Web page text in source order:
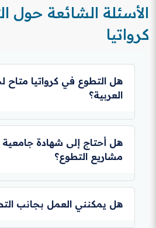
الأسئلة الشائعة حول
كرواتيا
هل التطوع في كرواتيا متاح
العربية؟
نعم، يمكن للشباب من معظم الدول
عبر برامج الشراكة مع دول الجوار
هل أحتاج إلى شهادة
مشاريع التطوع؟
لا تشترط معظم البرامج شهادة
الشغف والمهارات الشخصية والقدرة
هل يمكنني العمل بجانب